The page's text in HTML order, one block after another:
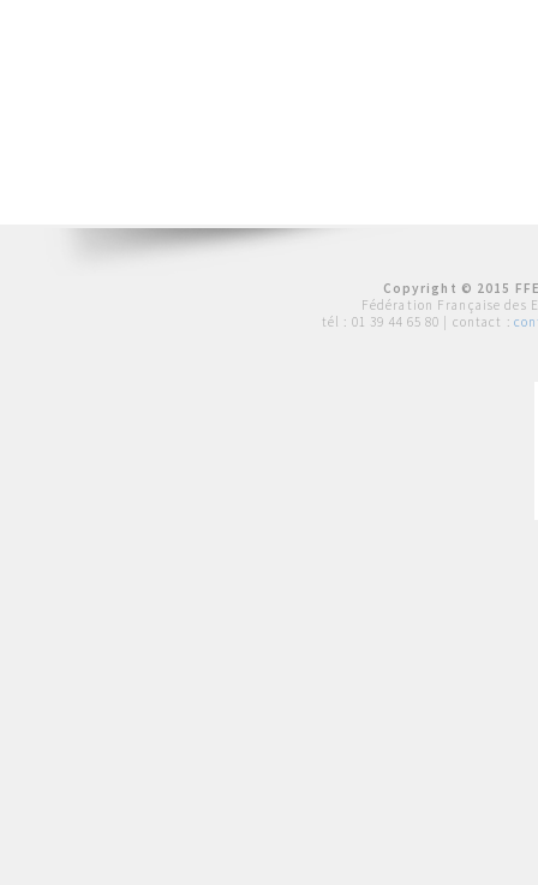
Copyright © 2015
Fédération Française des
tél : 01 39 44 65 80 | contact :